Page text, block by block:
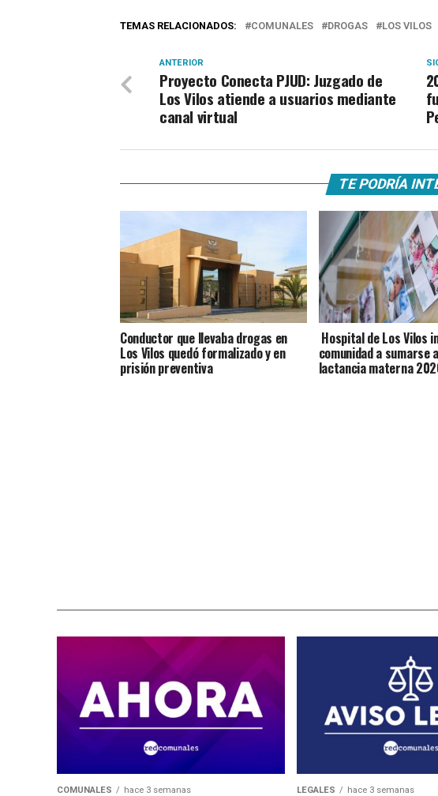
TEMAS RELACIONADOS: COMUNALES DROGAS LOS VILOS
ANTERIOR
Proyecto Conecta PJUD: Juzgado de
Los Vilos atiende a usuarios mediante
canal virtual
TE PODRÍA
Conductor que llevaba drogas en
Los Vilos quedó formalizado y en
prisión preventiva
Hospital de Los Vilos
comunidad a sumarse
lactancia materna
COMUNALES hace 3 semanas LEGALES hace 3 semanas